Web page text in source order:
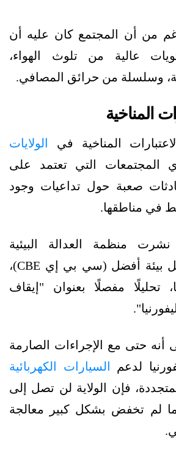
من أن المجتمع كان عليه أن
عالية من تلوث الهواء،
وسلسلة من حرائق المصافي.
المناخية
المناخية في
الولايات
المجتمعات التي تعتمد على
صعبة حول تداعيات وجود
في مناطقها.
عام 2020، نشرت منظمة العدالة البيئية
"مجتمعات من أجل بيئة أفضل (سي بي إي CBE)،
تحليلًا مفصلًا بعنوان "إيقاف
أنه حتى مع الإجراءات الصارمة
لدعم
السيارات الكهربائية
فإن الولاية لن تصل إلى
ما لم تخفض بشكل كبير معالجة